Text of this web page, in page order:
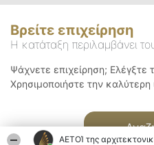
ΑΕΤΟΊ της
Βρείτε επιχείρηση
Η κατάταξη περιλαμβάνει
Ψάχνετε επιχείρηση; Ελέγξτε
Χρησιμοποιήστε την καλύτερη